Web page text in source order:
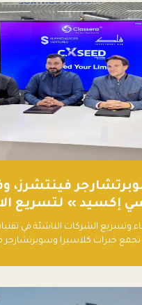
فينتشرز،
إكسيد » لتسريع
ومستقبل العمل
وتسريع الشركات الناشئة في
خبرات كلاسيرا وسوبرتشارجر